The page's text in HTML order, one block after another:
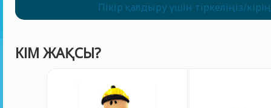
Пікір қалдыру үшін тіркеліңіз/
КІМ ЖАҚСЫ?